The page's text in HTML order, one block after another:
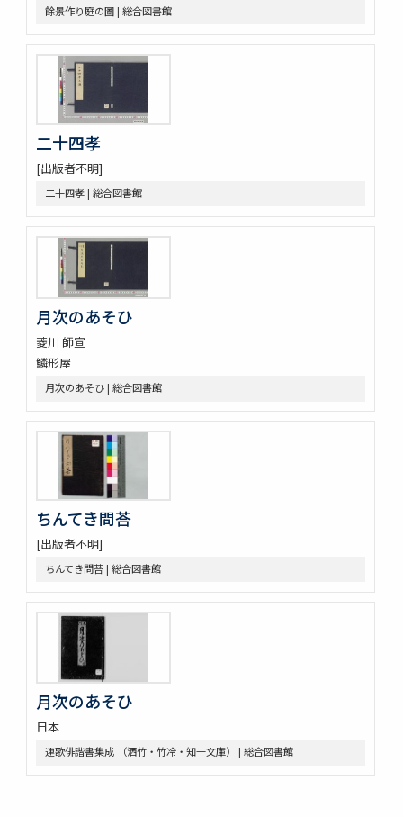
槙のいた屋
詞八衢捷徑詞玉緒統括辭玉襷
改正玉襷添紐
玉襷添紐下解
助辭音義考
言靈顕證圖
古今集類辭 2巻
甲府新聞
論語 10巻
曽我物語 12巻
中華若木詩抄 4巻
倭名類聚鈔 20巻
令義解 10巻
論語 10巻
論語 10巻
立齋先生標題觧註音釋十八史畧 7巻
元亨釋書 30巻
倭玉篇 3巻
論語 10巻
孟子 14巻
大學
中庸 1巻坿補音釋1巻
周易 9巻坿略例 2巻
伊㔟 2巻
日本書紀抄 3巻
二十四孝
倭玉篇 3巻 (存1巻)
大藏一覽集 10巻
唐三體詩註 3巻首1巻
萬葉集 20巻
新編排韻増廣事類氏族大全 10巻 (存1巻)
文選 60巻目録1巻
重刋貞和類聚祖苑聯芳集 10巻
大諸禮集 17巻
餘景作り庭の圖 | 総合図書館
二十四孝
[出版者不明]
二十四孝 | 総合図書館
月次のあそひ
菱川 師宣
鱗形屋
月次のあそひ | 総合図書館
ちんてき問荅
[出版者不明]
ちんてき問荅 | 総合図書館
月次のあそひ
日本
連歌俳諧書集成 （洒竹・竹冷・知十文庫） | 総合図書館